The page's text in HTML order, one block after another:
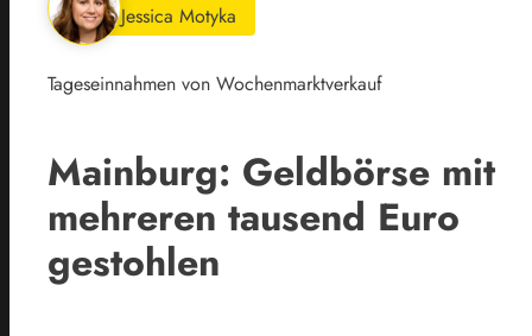
Jessica Motyka
Tageseinnahmen von Wochenmarktverkauf
Mainburg: Geldbörse mit
mehreren tausend Euro
gestohlen